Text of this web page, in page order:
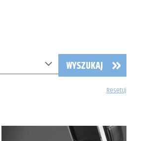
WYSZUKAJ
Resetuj